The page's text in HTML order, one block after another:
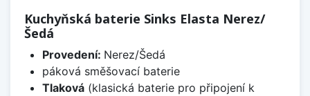
Kuchyňská baterie Sinks Elasta Nerez/
Šedá
Provedení: Nerez/Šedá
páková směšovací baterie
Tlaková(klasická baterie pro připojení k